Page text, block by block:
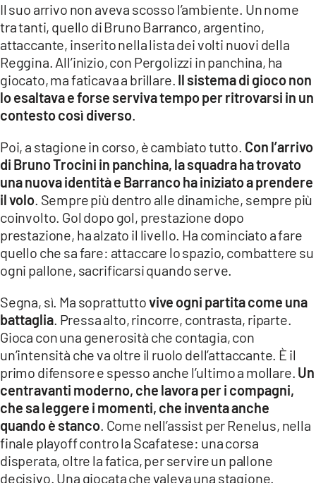
LACAPITALENEWS.IT
App
ANDROID
APPLE
Il suo arrivo non aveva scosso l’ambiente. Un nome
tra tanti, quello di Bruno Barranco, argentino,
attaccante, inserito nella lista dei volti nuovi della
Reggina. All’inizio, con Pergolizzi in panchina, ha
giocato, ma faticava a brillare. Il sistema di gioco non
lo esaltava e forse serviva tempo per ritrovarsi in un
contesto così diverso.
Poi, a stagione in corso, è cambiato tutto. Con l’arrivo
di Bruno Trocini in panchina, la squadra ha trovato
una nuova identità e Barranco ha iniziato a prendere
il volo. Sempre più dentro alle dinamiche, sempre più
coinvolto. Gol dopo gol, prestazione dopo
prestazione, ha alzato il livello. Ha cominciato a fare
quello che sa fare: attaccare lo spazio, combattere su
ogni pallone, sacrificarsi quando serve.
Segna, sì. Ma soprattuttovive ogni partita come una
battaglia. Pressa alto, rincorre, contrasta, riparte.
Gioca con una generosità che contagia, con
un’intensità che va oltre il ruolo dell’attaccante. È il
primo difensore e spesso anche l’ultimo a mollare. Un
centravanti moderno, che lavora per i compagni,
che sa leggere i momenti, che inventa anche
quando è stanco. Come nell’assist per Renelus, nella
finale playoff contro la Scafatese: una corsa
disperata, oltre la fatica, per servire un pallone
decisivo. Una giocata che valeva una stagione.